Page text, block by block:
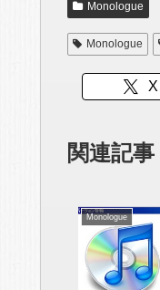
Monologue
Monologue
X
関連記事
Monologue